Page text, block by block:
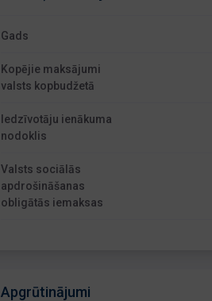
Gads
Kopējie maksājumi
valsts kopbudžetā
Iedzīvotāju ienākuma
nodoklis
Valsts sociālās
apdrošināšanas
obligātās iemaksas
Apgrūtinājumi